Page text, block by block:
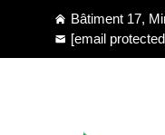
Bâtiment 17,
[email